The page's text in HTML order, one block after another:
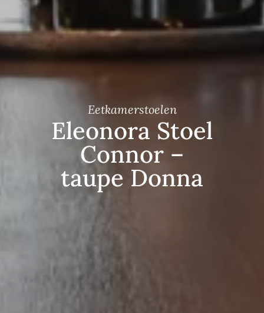
Eetkamerstoelen
Eleonora Stoel
Connor –
taupe Donna